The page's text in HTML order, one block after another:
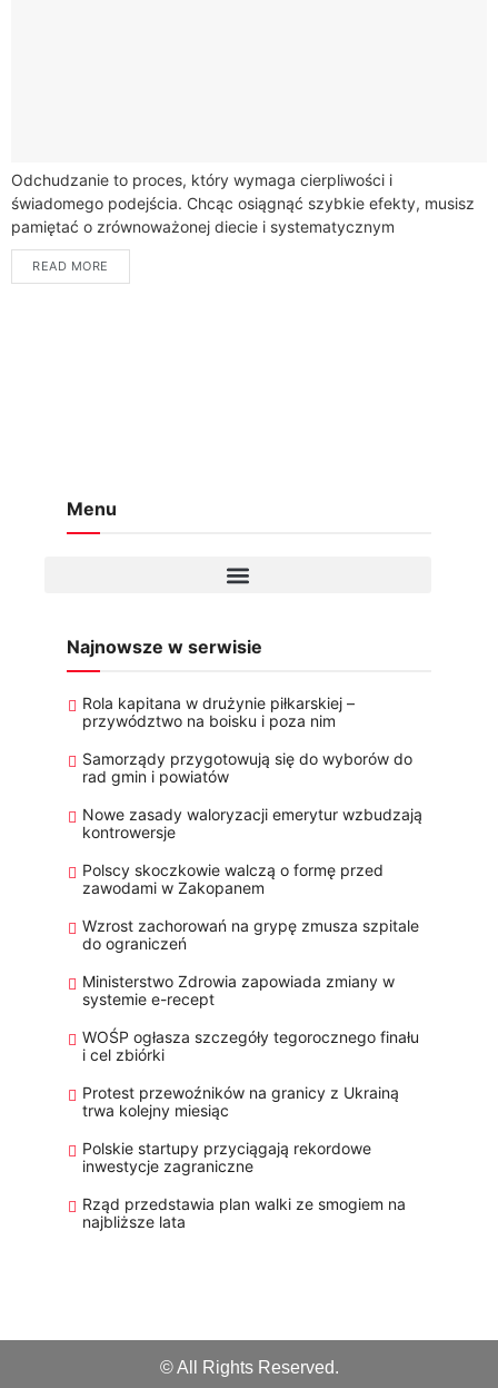
Odchudzanie to proces, który wymaga cierpliwości i
świadomego podejścia. Chcąc osiągnąć szybkie efekty, musisz
pamiętać o zrównoważonej diecie i systematycznym
działaniu.Kluczem do skutecznego odchudzania jest
zrozumienie, że nie chodzi o...
READ MORE
Menu
Najnowsze w serwisie
Rola kapitana w drużynie piłkarskiej –
przywództwo na boisku i poza nim
Samorządy przygotowują się do wyborów do
rad gmin i powiatów
Nowe zasady waloryzacji emerytur wzbudzają
kontrowersje
Polscy skoczkowie walczą o formę przed
zawodami w Zakopanem
Wzrost zachorowań na grypę zmusza szpitale
do ograniczeń
Ministerstwo Zdrowia zapowiada zmiany w
systemie e-recept
WOŚP ogłasza szczegóły tegorocznego finału
i cel zbiórki
Protest przewoźników na granicy z Ukrainą
trwa kolejny miesiąc
Polskie startupy przyciągają rekordowe
inwestycje zagraniczne
Rząd przedstawia plan walki ze smogiem na
najbliższe lata
© All Rights Reserved.